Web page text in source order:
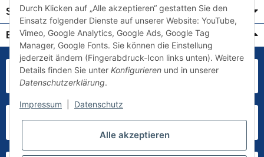
Service
Bezahlung & Versand
Durch Klicken auf „Alle akzeptieren“ gestatten Sie den
Einsatz folgender Dienste auf unserer Website: YouTube,
Vimeo, Google Analytics, Google Ads, Google Tag
Manager, Google Fonts. Sie können die Einstellung
jederzeit ändern (Fingerabdruck-Icon links unten). Weitere
Details finden Sie unter Konfigurieren und in unserer
Datenschutzerklärung.
Impressum Datenschutz
Alle akzeptieren